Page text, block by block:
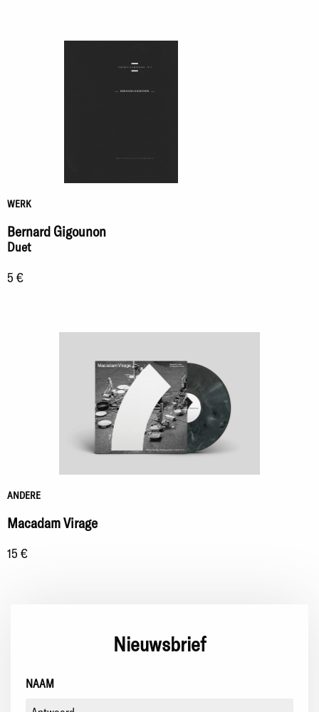
WERK
Bernard Gigounon
Duet
5 €
ANDERE
Macadam Virage
15 €
Nieuwsbrief
NAAM